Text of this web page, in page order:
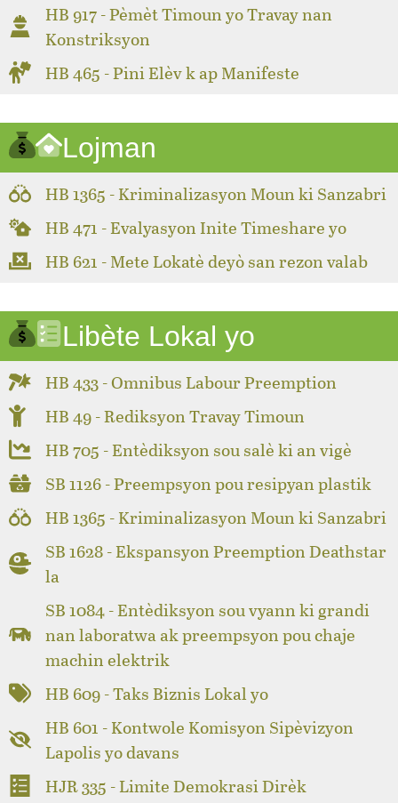
HB 917 - Pèmèt Timoun yo Travay nan
Konstriksyon
HB 465 - Pini Elèv k ap Manifeste
Lojman
HB 1365 - Kriminalizasyon Moun ki Sanzabri
HB 471 - Evalyasyon Inite Timeshare yo
HB 621 - Mete Lokatè deyò san rezon valab
Libète Lokal yo
HB 433 - Omnibus Labour Preemption
HB 49 - Rediksyon Travay Timoun
HB 705 - Entèdiksyon sou salè ki an vigè
SB 1126 - Preempsyon pou resipyan plastik
HB 1365 - Kriminalizasyon Moun ki Sanzabri
SB 1628 - Ekspansyon Preemption Deathstar
la
SB 1084 - Entèdiksyon sou vyann ki grandi
nan laboratwa ak preempsyon pou chaje
machin elektrik
HB 609 - Taks Biznis Lokal yo
HB 601 - Kontwole Komisyon Sipèvizyon
Lapolis yo davans
HJR 335 - Limite Demokrasi Dirèk